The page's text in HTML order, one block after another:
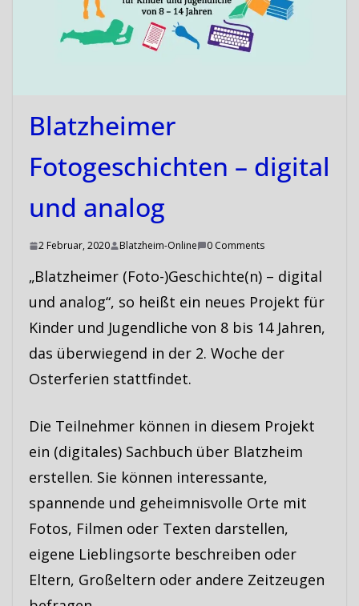
Blatzheimer
Fotogeschichten – digital
und analog
2 Februar, 2020 Blatzheim-Online 0 Comments
„Blatzheimer (Foto-)Geschichte(n) – digital
und analog“, so heißt ein neues Projekt für
Kinder und Jugendliche von 8 bis 14 Jahren,
das überwiegend in der 2. Woche der
Osterferien stattfindet.
Die Teilnehmer können in diesem Projekt
ein (digitales) Sachbuch über Blatzheim
erstellen. Sie können interessante,
spannende und geheimnisvolle Orte mit
Fotos, Filmen oder Texten darstellen,
eigene Lieblingsorte beschreiben oder
Eltern, Großeltern oder andere Zeitzeugen